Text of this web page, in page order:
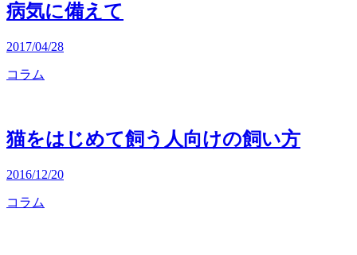
病気に備えて
2017/04/28
コラム
猫をはじめて飼う人向けの飼い方
2016/12/20
コラム